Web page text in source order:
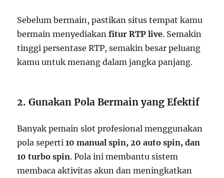
Sebelum bermain, pastikan situs tempat kamu
bermain menyediakanfitur RTP live. Semakin
tinggi persentase RTP, semakin besar peluang
kamu untuk menang dalam jangka panjang.
2. Gunakan Pola Bermain yang Efektif
Banyak pemain slot profesional menggunakan
pola seperti10 manual spin, 20 auto spin, dan
10 turbo spin. Pola ini membantu sistem
membaca aktivitas akun dan meningkatkan